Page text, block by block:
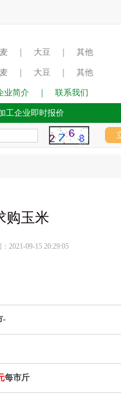
大豆 其他
大豆 其他
业简介 联系我们
企业即时报价
购玉米
：2021-09-15 20:29:05
-
每市斤